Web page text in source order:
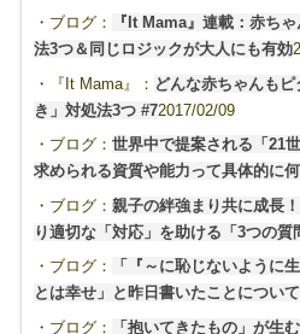
・ブログ：
『It Mama』連載：赤ち
法3つ＆同じロジックが大人にも有効
・『It Mama』： どんな赤ちゃんも
き」対処法3つ #72017/02/09
・ブログ： 世界中で提案される「21
求められる資質や能力って具体的に何
・ブログ： 親子の絆強まり共に成長
り適切な「対応」を助ける「3つの質
・ブログ：
「『～に恥じないように
とは幸せ」と昨日書いたことについて
・ブログ：
「抱いてきたもの」が生